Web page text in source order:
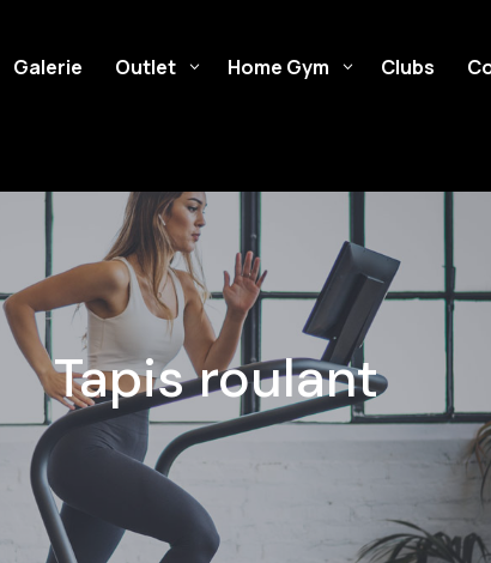
Galerie Outlet Home Gym Clubs
Tapis roulant